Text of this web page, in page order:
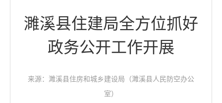
濉溪县住建局全方位抓好
政务公开工作开展
来源：濉溪县住房和城乡建设局（濉溪县人民防空办公
室）